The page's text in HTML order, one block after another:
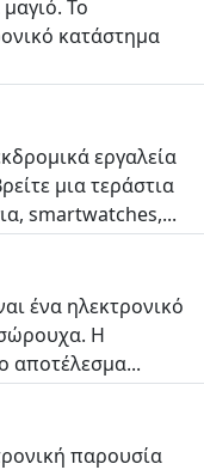
Το
κατάστημα
εργαλεία
μια τεράστια
smartwatches,...
ένα ηλεκτρονικό
Η
αποτέλεσμα...
παρουσία